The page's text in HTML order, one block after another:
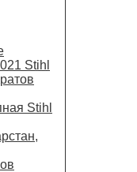
Stihl
Stihl